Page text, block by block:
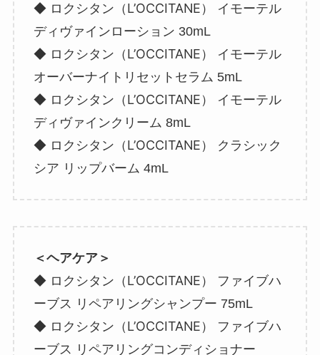
◆ ロクシタン（L’OCCITANE）
イモーテル
ディヴァインローション 30mL
◆ ロクシタン（L’OCCITANE）
イモーテル
オーバーナイトリセットセラム 5mL
◆ ロクシタン（L’OCCITANE）
イモーテル
ディヴァインクリーム 8mL
◆ ロクシタン（L’OCCITANE）
クラシック
シア リップバーム 4mL
＜ヘアケア＞
◆ ロクシタン（L’OCCITANE）
ファイブハ
ーブス リペアリングシャンプー 75mL
◆ ロクシタン（L’OCCITANE）
ファイブハ
ーブス リペアリングコンディショナー